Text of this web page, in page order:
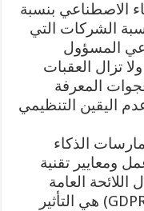
الاصطناعي بنسبة
نسبة الشركات التي
المسؤول
حادًا من 24% إلى 11%. ولا تزال العقبات
المعرفة
الميزانية (48%)، وعدم اليقين التنظيمي
الذكاء
ومعايير تقنية
العامة
لحماية البيانات “جي دي بي آر” (GDPR) هي التأثير